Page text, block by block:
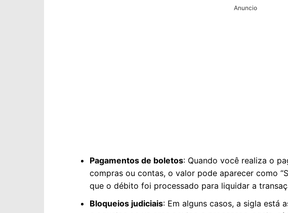
Anuncio
Pagamentos de boletos: Quando você realiza o
compras ou contas, o valor pode aparecer como
que o débito foi processado para liquidar a
Bloqueios judiciais: Em alguns casos, a sigla está